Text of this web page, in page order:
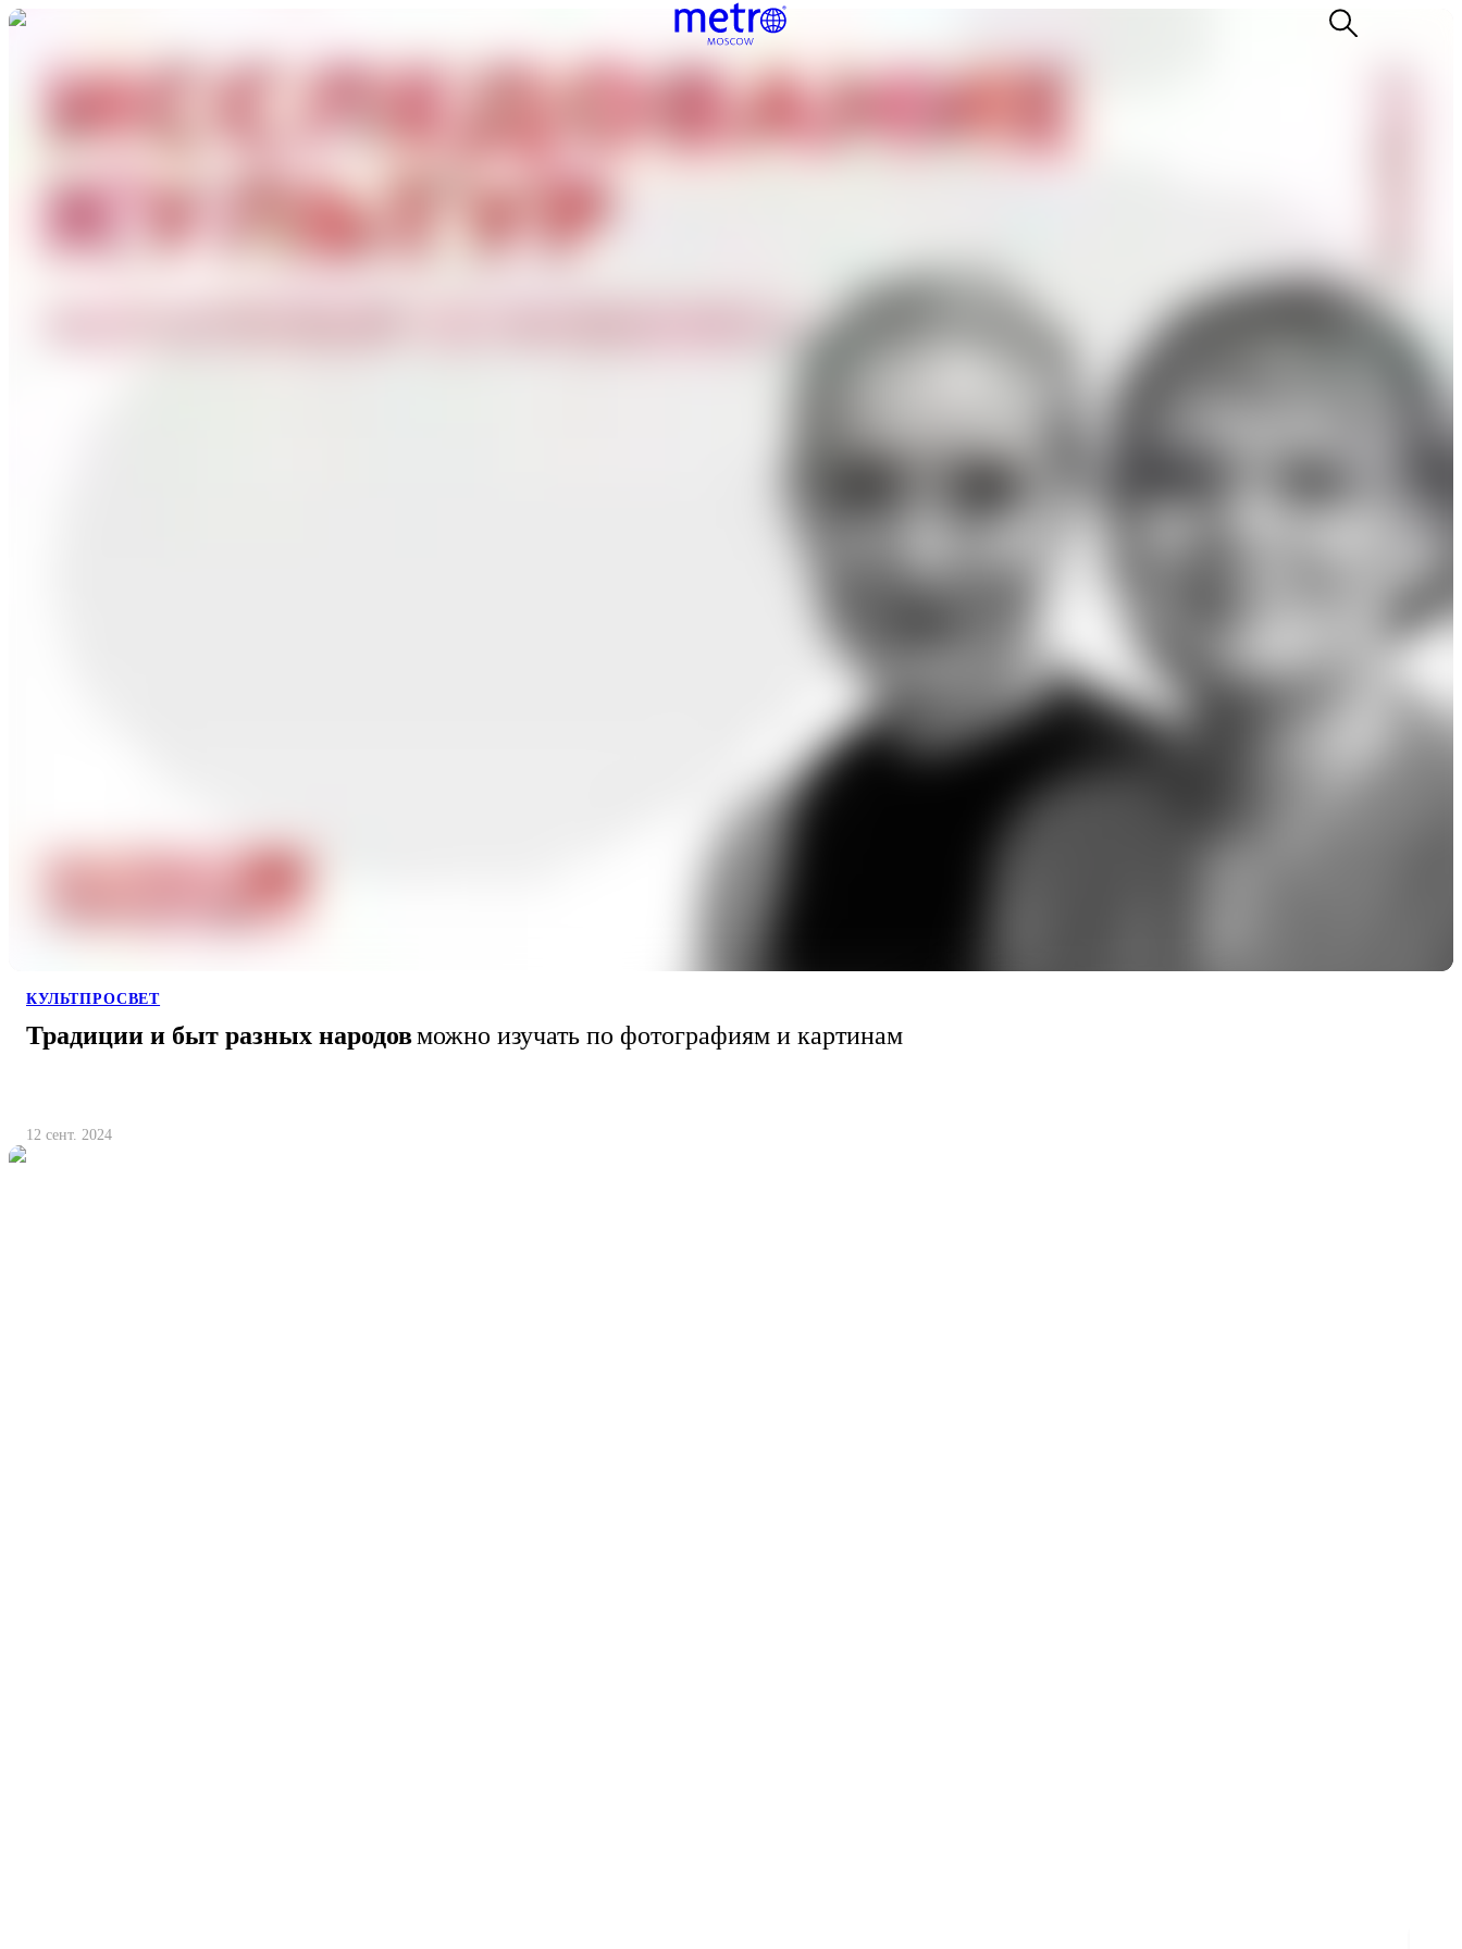
КУЛЬТПРОСВЕТ
Традиции и быт разных народовможно изучать по фотографиям и картинам
12 сент. 2024